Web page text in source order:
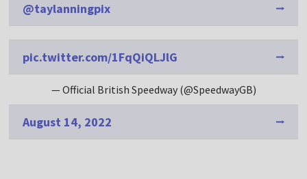
@taylanningpix
pic.twitter.com/1FqQiQLJlG
— Official British Speedway (@SpeedwayGB)
August 14, 2022